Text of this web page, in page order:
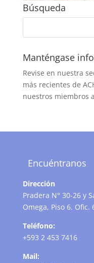
Búsqueda
Manténgase
Revise en nuestra
más recientes de
nuestros miembros
Encuéntranos
Dirección
Pradera N° 30-26 y
Omega, Piso 6.
Teléfono:
+593 2 453 7416
Mail: